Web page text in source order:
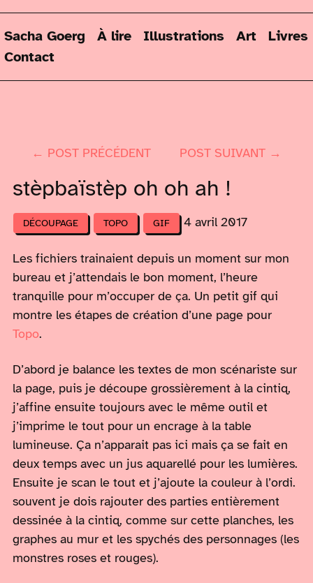
Sacha Goerg À lire Illustrations Art
Livres
Contact
← POST PRÉCÉDENT POST SUIVANT →
stèpbaïstèp oh oh ah !
DÉCOUPAGE TOPO GIF 4 avril 2017
Les fichiers trainaient depuis un moment sur mon
bureau et j’attendais le bon moment, l’heure
tranquille pour m’occuper de ça. Un petit gif qui
montre les étapes de création d’une page pour
Topo.
D’abord je balance les textes de mon scénariste sur
la page, puis je découpe grossièrement à la cintiq,
j’affine ensuite toujours avec le même outil et
j’imprime le tout pour un encrage à la table
lumineuse. Ça n’apparait pas ici mais ça se fait en
deux temps avec un jus aquarellé pour les lumières.
Ensuite je scan le tout et j’ajoute la couleur à l’ordi.
souvent je dois rajouter des parties entièrement
dessinée à la cintiq, comme sur cette planches, les
graphes au mur et les spychés des personnages (les
monstres roses et rouges).